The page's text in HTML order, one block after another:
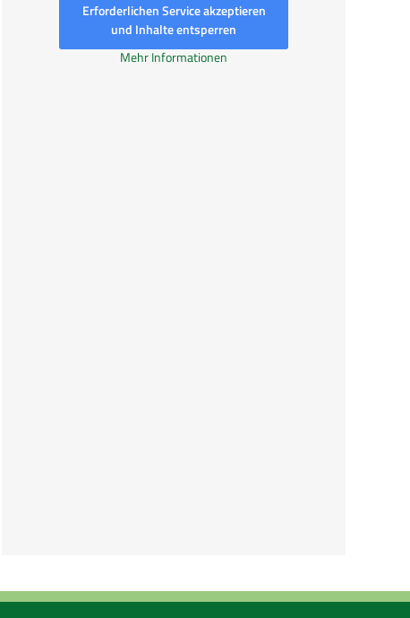
Erforderlichen Service akzeptieren
und Inhalte entsperren
Mehr Informationen